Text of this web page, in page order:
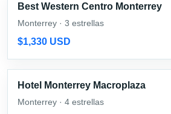
Best Western Centro Monterrey
Monterrey · 3 estrellas
$1,330 USD
Hotel Monterrey Macroplaza
Monterrey · 4 estrellas